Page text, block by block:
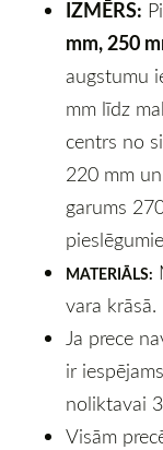
IZMĒRS:
mm, 250
augstumu
mm līdz
centrs no
220 mm
garums
MATERIĀLS:
vara krāsā.
Ja prece
ir iespējams
noliktavai
Visām